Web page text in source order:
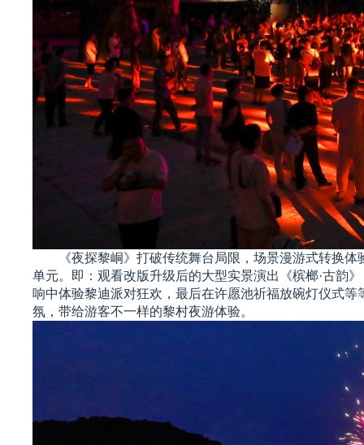
《夜探黎峒》打破传统舞台局限，场景漫游式转换
单元。
即：观看改版升级后的大型实景演出《槟榔·古韵
响中体验黎迪派对狂欢，最后在许愿池祈福放碗灯仪式
氛，带给游客不一样的黎村夜游体验。